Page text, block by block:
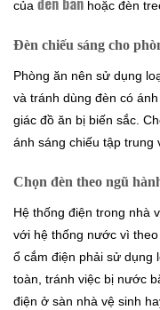
của
hoặc đèn
Đèn chiếu sáng cho
Phòng ăn nên sử dụng
và tránh dùng đèn có
giác đồ ăn bị biến sắc.
ánh sáng chiếu tập trung
Chọn đèn theo ngũ
Hệ thống điện trong nhà
với hệ thống nước vì theo
ổ cắm điện phải sử dụng
toàn, tránh việc bị nước
điện ở sàn nhà vệ sinh